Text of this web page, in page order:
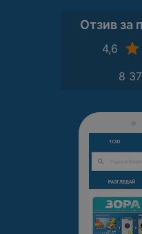
Отзив за
4,6
8